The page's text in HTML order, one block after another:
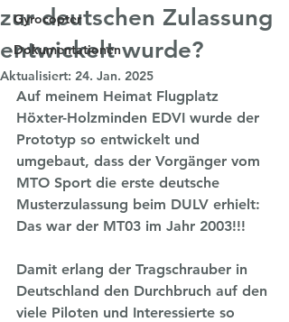
Gyrocopter
Dokumentationen
zur deutschen Zulassung
entwickelt wurde?
Aktualisiert: 24. Jan. 2025
Auf meinem Heimat Flugplatz
Höxter-Holzminden EDVI wurde der
Prototyp so entwickelt und
umgebaut, dass der Vorgänger vom
MTO Sport die erste deutsche
Musterzulassung beim DULV erhielt:
Das war der MT03 im Jahr 2003!!!
Damit erlang der Tragschrauber in
Deutschland den Durchbruch auf den
viele Piloten und Interessierte so